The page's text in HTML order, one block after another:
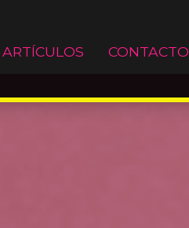
ARTÍCULOS CONTACTO